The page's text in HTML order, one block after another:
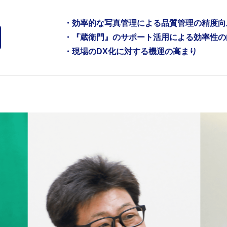
・効率的な写真管理による品質管理の精度
・『蔵衛門』のサポート活用による効率性
・現場のDX化に対する機運の高まり